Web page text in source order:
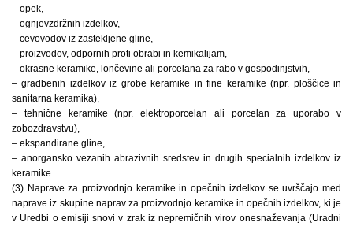
– opek,
– ognjevzdržnih izdelkov,
– cevovodov iz zastekljene gline,
– proizvodov, odpornih proti obrabi in kemikalijam,
– okrasne keramike, lončevine ali porcelana za rabo v gospodinjstvih,
– gradbenih izdelkov iz grobe keramike in fine keramike (npr. ploščice in
sanitarna keramika),
– tehnične keramike (npr. elektroporcelan ali porcelan za uporabo v
zobozdravstvu),
– ekspandirane gline,
– anorgansko vezanih abrazivnih sredstev in drugih specialnih izdelkov iz
keramike.
(3) Naprave za proizvodnjo keramike in opečnih izdelkov se uvrščajo med
naprave iz skupine naprav za proizvodnjo keramike in opečnih izdelkov, ki je
v Uredbi o emisiji snovi v zrak iz nepremičnih virov onesnaževanja (Uradni